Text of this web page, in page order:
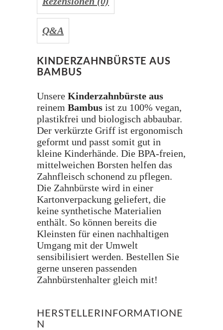
Q&A
KINDERZAHNBÜRSTE AUS
BAMBUS
Unsere Kinderzahnbürste aus
reinem Bambus ist zu 100% vegan,
plastikfrei und biologisch abbaubar.
Der verkürzte Griff ist ergonomisch
geformt und passt somit gut in
kleine Kinderhände. Die BPA-freien,
mittelweichen Borsten helfen das
Zahnfleisch schonend zu pflegen.
Die Zahnbürste wird in einer
Kartonverpackung geliefert, die
keine synthetische Materialien
enthält. So können bereits die
Kleinsten für einen nachhaltigen
Umgang mit der Umwelt
sensibilisiert werden. Bestellen Sie
gerne unseren passenden
Zahnbürstenhalter gleich mit!
HERSTELLERINFORMATIONE
N